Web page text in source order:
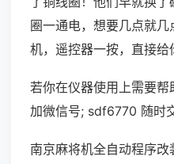
圈一通电，想要几点就
机，遥控器一按，直接给
若你在仪器使用上需要
加微信号; sdf6770 随时
南京麻将机全自动程序